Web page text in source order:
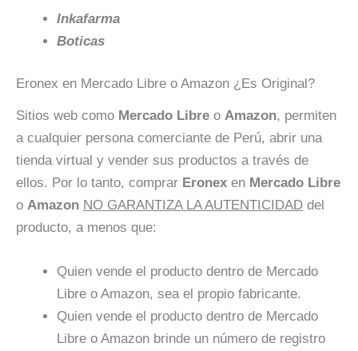
Inkafarma
Boticas
Eronex en Mercado Libre o Amazon ¿Es Original?
Sitios web como Mercado Libre o Amazon, permiten
a cualquier persona comerciante de Perú, abrir una
tienda virtual y vender sus productos a través de
ellos. Por lo tanto, comprar Eronex en Mercado Libre
o Amazon NO GARANTIZA LA AUTENTICIDAD del
producto, a menos que:
Quien vende el producto dentro de Mercado
Libre o Amazon, sea el propio fabricante.
Quien vende el producto dentro de Mercado
Libre o Amazon brinde un número de registro